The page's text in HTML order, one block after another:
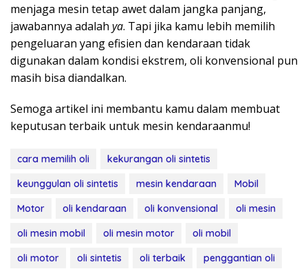
menjaga mesin tetap awet dalam jangka panjang,
jawabannya adalah ya. Tapi jika kamu lebih memilih
pengeluaran yang efisien dan kendaraan tidak
digunakan dalam kondisi ekstrem, oli konvensional pun
masih bisa diandalkan.
Semoga artikel ini membantu kamu dalam membuat
keputusan terbaik untuk mesin kendaraanmu!
cara memilih oli
kekurangan oli sintetis
keunggulan oli sintetis
mesin kendaraan
Mobil
Motor
oli kendaraan oli konvensional
oli mesin
oli mesin mobil
oli mesin motor
oli mobil
oli motor
oli sintetis oli terbaik
penggantian oli